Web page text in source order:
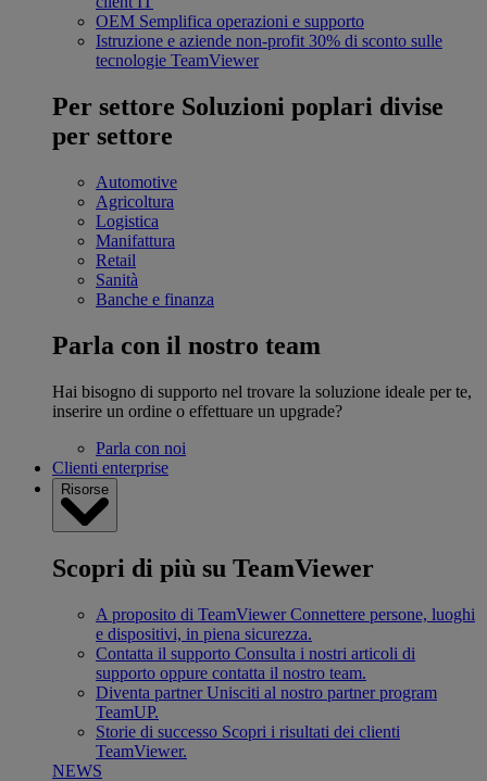
OEM Semplifica operazioni e supporto
Istruzione e aziende non-profit 30% di sconto sulle
tecnologie TeamViewer
Per settore Soluzioni poplari divise
per settore
Automotive
Agricoltura
Logistica
Manifattura
Retail
Sanità
Banche e finanza
Parla con il nostro team
Hai bisogno di supporto nel trovare la soluzione ideale per te,
inserire un ordine o effettuare un upgrade?
Parla con noi
Clienti enterprise
Risorse
Scopri di più su TeamViewer
A proposito di TeamViewer Connettere persone, luoghi
e dispositivi, in piena sicurezza.
Contatta il supporto Consulta i nostri articoli di
supporto oppure contatta il nostro team.
Diventa partner Unisciti al nostro partner program
TeamUP.
Storie di successo Scopri i risultati dei clienti
TeamViewer.
NEWS